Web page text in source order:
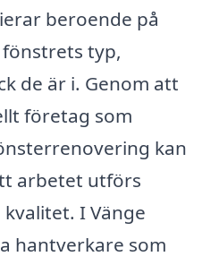
beroende på
typ,
de är i. Genom att
företag som
kan
arbetet utförs
I Vänge
hantverkare som